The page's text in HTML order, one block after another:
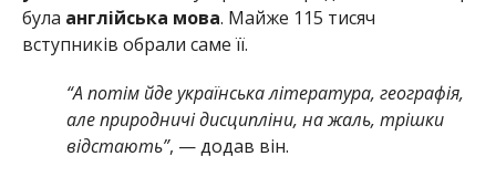
була англійська мова. Майже 115 тисяч
вступників обрали саме її.
“А потім йде українська література, географія,
але природничі дисципліни, на жаль, трішки
відстають”, — додав він.